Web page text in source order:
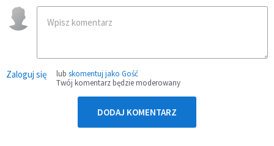
Zaloguj się lub skomentuj jako Gość
Twój komentarz będzie moderowany
DODAJ KOMENTARZ